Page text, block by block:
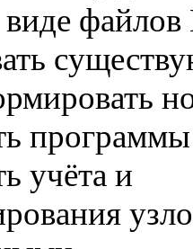
виде
учёта и